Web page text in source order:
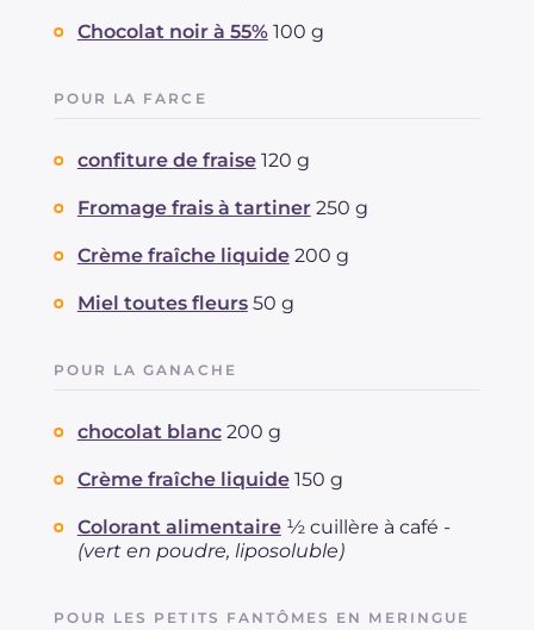
Chocolat noir à 55% 100 g
POUR LA FARCE
confiture de fraise 120 g
Fromage frais à tartiner 250 g
Crème fraîche liquide 200 g
Miel toutes fleurs 50 g
POUR LA GANACHE
chocolat blanc 200 g
Crème fraîche liquide 150 g
Colorant alimentaire ½ cuillère à café -
(vert en poudre, liposoluble)
POUR LES PETITS FANTÔMES EN MERINGUE